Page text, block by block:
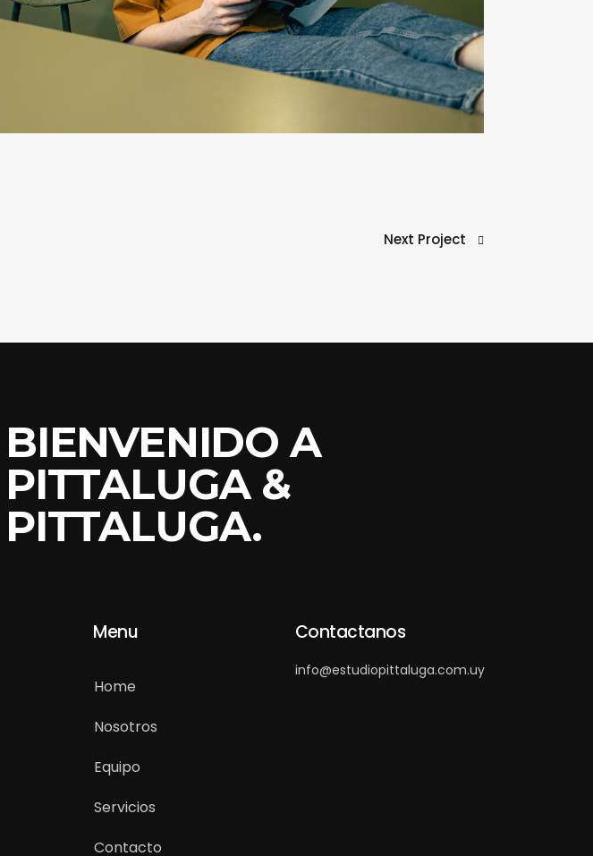
Next Project
BIENVENIDO A
PITTALUGA &
PITTALUGA.
Menu
Home
Nosotros
Equipo
Servicios
Contacto
Contactanos
info@estudiopittaluga.com.uy